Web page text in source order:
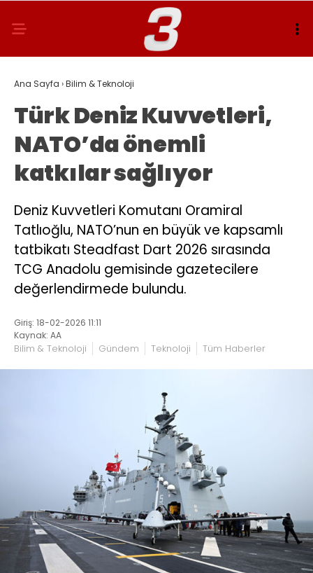
Ana Sayfa ›Bilim & Teknoloji
Türk Deniz Kuvvetleri,
NATO’da önemli
katkılar sağlıyor
Deniz Kuvvetleri Komutanı Oramiral
Tatlıoğlu, NATO’nun en büyük ve kapsamlı
tatbikatı Steadfast Dart 2026 sırasında
TCG Anadolu gemisinde gazetecilere
değerlendirmede bulundu.
Giriş: 18-02-2026 11:11
Kaynak: AA
Bilim & Teknoloji Gündem Teknoloji Tüm Haberler